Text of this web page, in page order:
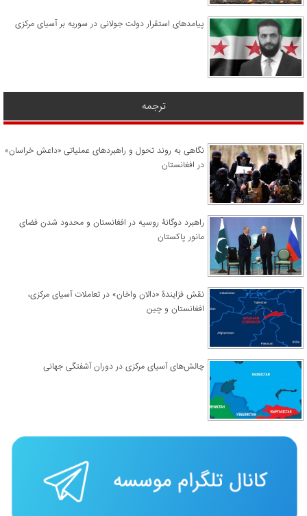
پیامدهای استقرار دولت جولانی در سوریه بر آسیای مرکزی
ترجمه
نگاهی به روند تحول و راهبردهای عملیاتی «داعش خراسان»
در افغانستان
راهبرد دوگانۀ روسیه در افغانستان و محدود شدن فضای
مانور پاکستان
نقش فزایندۀ «دالان واخان» در تعاملات آسیای مرکزی،
افغانستان و چین
چالش‌های آسیای مرکزی در دوران آشفتگی جهانی